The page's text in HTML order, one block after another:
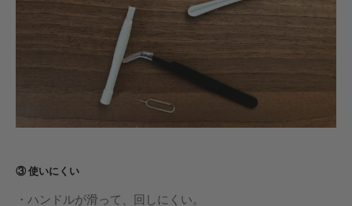
③ 使いにくい
・ハンドルが滑って、回しにくい。